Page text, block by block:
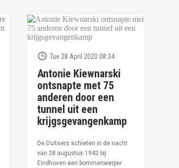
Tue 28 April 2020 08:34
Antonie Kiewnarski
ontsnapte met 75
anderen door een
tunnel uit een
krijgsgevangenkamp
De Duitsers schieten in de nacht
van 28 augustus 1942 bij
Eindhoven een bommenwerper